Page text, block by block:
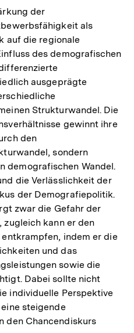
der
als
auf die regionale
des demografischen
ausgeprägte
Strukturwandel. Die
gewinnt ihre
den
sondern
demografischen Wandel.
die Verlässlichkeit der
der Demografiepolitik.
zwar die Gefahr der
kann er den
indem er die
und das
sowie die
Dabei sollte nicht
individuelle Perspektive
steigende
den Chancendiskurs